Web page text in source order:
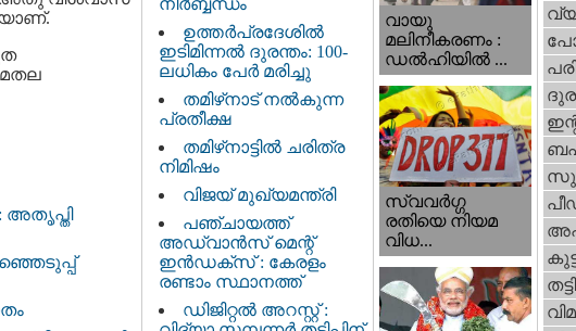
അതൃപ്തി
നിർബ്ബന്ധം
ഉത്തർപ്രദേശിൽ
ഇടിമിന്നൽ ദുരന്തം: 100-
ലധികം പേർ മരിച്ചു
തമിഴ്‌നാട് നൽകുന്ന
പ്രതീക്ഷ
തമിഴ്‌നാട്ടില്‍ ചരിത്ര
നിമിഷം
വിജയ് മുഖ്യമന്ത്രി
പഞ്ചായത്ത്
അഡ്വാൻസ് മെന്റ്
ഇൻഡക്സ് : കേരളം
രണ്ടാം സ്ഥാനത്ത്
ഡിജിറ്റൽ അറസ്റ്റ് :
വായു
മലിനീകരണം :
ഡൽഹിയിൽ ...
സ്വവര്‍ഗ്ഗ
രതിയെ നിയമ
വിധ...